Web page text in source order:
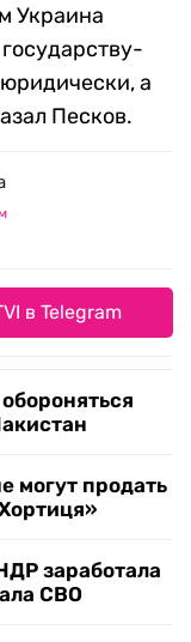
Украина
а
Песков.
в Telegram
могут продать
заработала
СВО